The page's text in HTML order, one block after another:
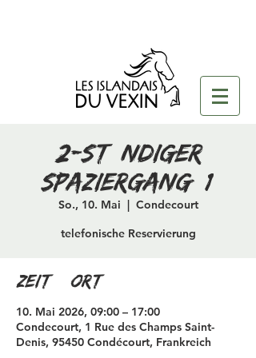
2-stündiger
Spaziergang (1)
So., 10. Mai
  |
Condecourt
telefonische Reservierung
Zeit & Ort
10. Mai 2026, 09:00 – 17:00
Condecourt, 1 Rue des Champs Saint-
Denis, 95450 Condécourt, Frankreich